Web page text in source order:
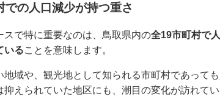
での人口減少が持つ重さ
スで特に重要なのは、鳥取県内の全19市町村で
いることを意味します。
地域や、観光地として知られる市町村であって
抑えられていた地区にも、潮目の変化が訪れて